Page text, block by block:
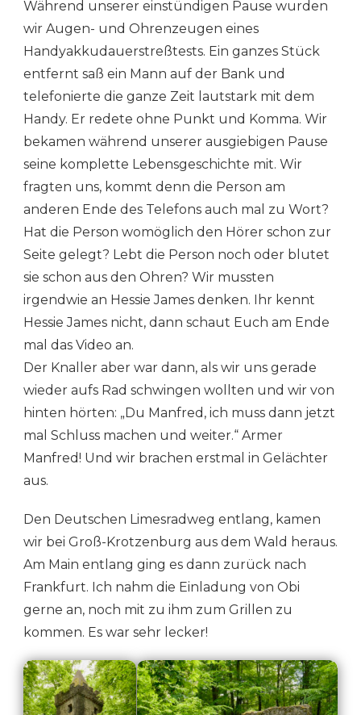
Während unserer einstündigen Pause wurden
wir Augen- und Ohrenzeugen eines
Handyakkudauerstreßtests. Ein ganzes Stück
entfernt saß ein Mann auf der Bank und
telefonierte die ganze Zeit lautstark mit dem
Handy. Er redete ohne Punkt und Komma. Wir
bekamen während unserer ausgiebigen Pause
seine komplette Lebensgeschichte mit. Wir
fragten uns, kommt denn die Person am
anderen Ende des Telefons auch mal zu Wort?
Hat die Person womöglich den Hörer schon zur
Seite gelegt? Lebt die Person noch oder blutet
sie schon aus den Ohren? Wir mussten
irgendwie an Hessie James denken. Ihr kennt
Hessie James nicht, dann schaut Euch am Ende
mal das Video an.
Der Knaller aber war dann, als wir uns gerade
wieder aufs Rad schwingen wollten und wir von
hinten hörten: „Du Manfred, ich muss dann jetzt
mal Schluss machen und weiter.“ Armer
Manfred! Und wir brachen erstmal in Gelächter
aus.
Den Deutschen Limesradweg entlang, kamen
wir bei Groß-Krotzenburg aus dem Wald heraus.
Am Main entlang ging es dann zurück nach
Frankfurt. Ich nahm die Einladung von Obi
gerne an, noch mit zu ihm zum Grillen zu
kommen. Es war sehr lecker!